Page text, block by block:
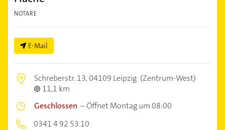
NOTARE
E-Mail
Schreberstr. 13,04109 Leipzig (Zentrum-West)
11,1 km
Geschlossen –Öffnet Montag um 08:00
0341 4 92 53 10